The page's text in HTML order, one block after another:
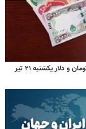
قیمت دینار عراق امروز + نرخ ارز اربعین دولتی به تومان و دلار یکشنبه ۲۱ تیر